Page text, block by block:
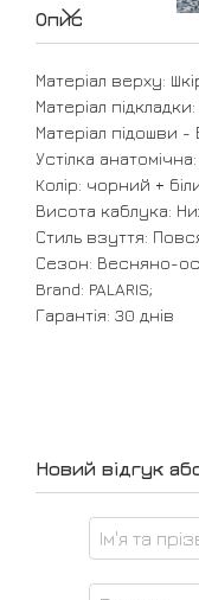
Опис
Матеріал верху:
Матеріал
Матеріал підошви -
Устілка
Колір: чорний +
Висота каблука:
Стиль взуття:
Сезон: Весняно-
Brand: PALARIS;
Гарантія: 30 днів
Новий відгук